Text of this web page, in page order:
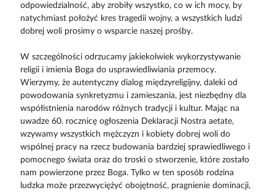
odpowiedzialność, aby zrobiły wszystko, co w ich mocy, by
natychmiast położyć kres tragedii wojny, a wszystkich ludzi
dobrej woli prosimy o wsparcie naszej prośby.
W szczególności odrzucamy jakiekolwiek wykorzystywanie
religii i imienia Boga do usprawiedliwiania przemocy.
Wierzymy, że autentyczny dialog międzyreligijny, daleki od
powodowania synkretyzmu i zamieszania, jest niezbędny dla
współistnienia narodów różnych tradycji i kultur. Mając na
uwadze 60. rocznicę ogłoszenia Deklaracji Nostra aetate,
wzywamy wszystkich mężczyzn i kobiety dobrej woli do
wspólnej pracy na rzecz budowania bardziej sprawiedliwego i
pomocnego świata oraz do troski o stworzenie, które zostało
nam powierzone przez Boga. Tylko w ten sposób rodzina
ludzka może przezwyciężyć obojętność, pragnienie dominacji,